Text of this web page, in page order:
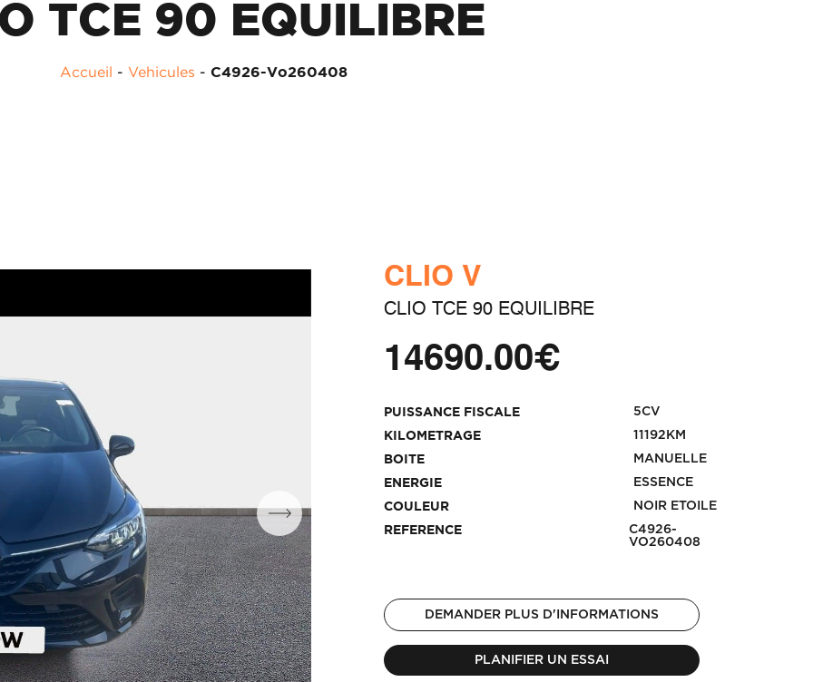
TCE 90 EQUILIBRE
Accueil - Vehicules - C4926-Vo260408
CLIO V
CLIO TCE 90 EQUILIBRE
14690.00€
PUISSANCE FISCALE 5CV
KILOMETRAGE 11192KM
BOITE MANUELLE
ENERGIE ESSENCE
COULEUR NOIR ETOILE
REFERENCE
C4926-
VO260408
DEMANDER PLUS D'INFORMATIONS
PLANIFIER UN ESSAI